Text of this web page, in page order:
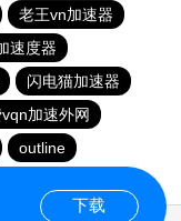
老王vn加速器
速度器
闪电猫加速器
加速外网
outline
下载